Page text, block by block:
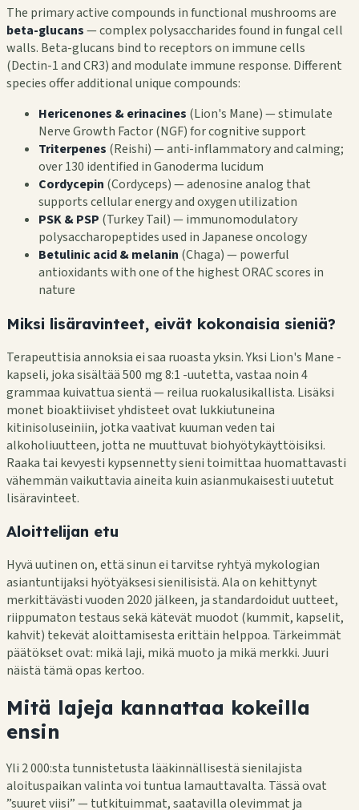
The primary active compounds in functional mushrooms are
beta-glucans— complex polysaccharides found in fungal cell
walls. Beta-glucans bind to receptors on immune cells
(Dectin-1 and CR3) and modulate immune response. Different
species offer additional unique compounds:
Hericenones & erinacines (Lion's Mane) — stimulate
Nerve Growth Factor (NGF) for cognitive support
Triterpenes (Reishi) — anti-inflammatory and calming;
over 130 identified in Ganoderma lucidum
Cordycepin (Cordyceps) — adenosine analog that
supports cellular energy and oxygen utilization
PSK & PSP (Turkey Tail) — immunomodulatory
polysaccharopeptides used in Japanese oncology
Betulinic acid & melanin (Chaga) — powerful
antioxidants with one of the highest ORAC scores in
nature
Miksi lisäravinteet, eivät kokonaisia sieniä?
Terapeuttisia annoksia ei saa ruoasta yksin. Yksi Lion's Mane -
kapseli, joka sisältää 500 mg 8:1 -uutetta, vastaa noin 4
grammaa kuivattua sientä — reilua ruokalusikallista. Lisäksi
monet bioaktiiviset yhdisteet ovat lukkiutuneina
kitinisoluseiniin, jotka vaativat kuuman veden tai
alkoholiuutteen, jotta ne muuttuvat biohyötykäyttöisiksi.
Raaka tai kevyesti kypsennetty sieni toimittaa huomattavasti
vähemmän vaikuttavia aineita kuin asianmukaisesti uutetut
lisäravinteet.
Aloittelijan etu
Hyvä uutinen on, että sinun ei tarvitse ryhtyä mykologian
asiantuntijaksi hyötyäksesi sienilisistä. Ala on kehittynyt
merkittävästi vuoden 2020 jälkeen, ja standardoidut uutteet,
riippumaton testaus sekä kätevät muodot (kummit, kapselit,
kahvit) tekevät aloittamisesta erittäin helppoa. Tärkeimmät
päätökset ovat: mikä laji, mikä muoto ja mikä merkki. Juuri
näistä tämä opas kertoo.
Mitä lajeja kannattaa kokeilla
ensin
Yli 2 000:sta tunnistetusta lääkinnällisestä sienilajista
aloituspaikan valinta voi tuntua lamauttavalta. Tässä ovat
”suuret viisi” — tutkituimmat, saatavilla olevimmat ja